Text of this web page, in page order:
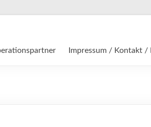
Impressum / Kontakt